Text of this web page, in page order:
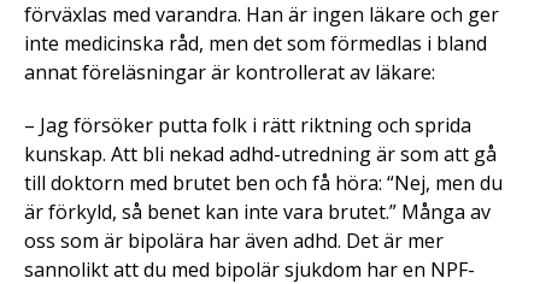
förväxlas med varandra. Han är ingen läkare och ger
inte medicinska råd, men det som förmedlas i bland
annat föreläsningar är kontrollerat av läkare:
– Jag försöker putta folk i rätt riktning och sprida
kunskap. Att bli nekad adhd-utredning är som att gå
till doktorn med brutet ben och få höra: “Nej, men du
är förkyld, så benet kan inte vara brutet.” Många av
oss som är bipolära har även adhd. Det är mer
sannolikt att du med bipolär sjukdom har en NPF-